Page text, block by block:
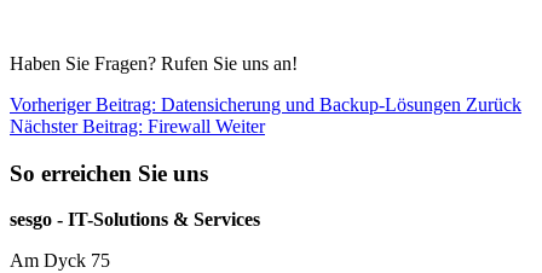
Haben Sie Fragen? Rufen Sie uns an!
Vorheriger Beitrag: Datensicherung und Backup-Lösungen Zurück
Nächster Beitrag: Firewall Weiter
So erreichen Sie uns
sesgo - IT-Solutions & Services
Am Dyck 75